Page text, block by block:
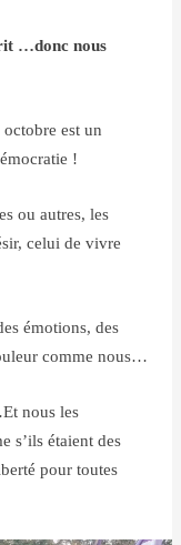
…donc nous
est un
!
ou autres, les
celui de vivre
émotions, des
comme nous…
nous les
s’ils étaient des
pour toutes